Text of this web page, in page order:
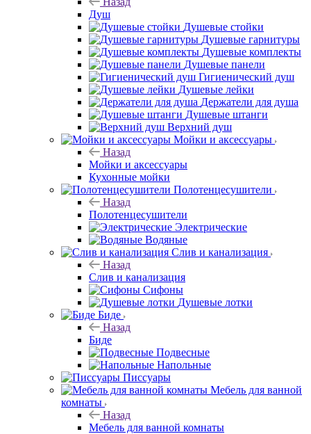
Душ
Душевые стойки
Душевые гарнитуры
Душевые комплекты
Душевые панели
Гигиенический душ
Душевые лейки
Держатели для душа
Душевые штанги
Верхний душ
Мойки и аксессуары
Назад
Мойки и аксессуары
Кухонные мойки
Полотенцесушители
Назад
Полотенцесушители
Электрические
Водяные
Слив и канализация
Назад
Слив и канализация
Сифоны
Душевые лотки
Биде
Назад
Биде
Подвесные
Напольные
Писсуары
Мебель для ванной
комнаты
Назад
Мебель для ванной комнаты